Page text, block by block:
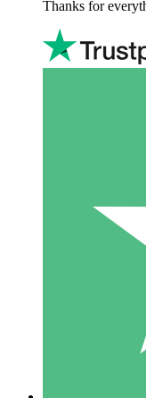
Thanks for